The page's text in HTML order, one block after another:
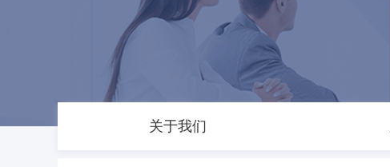
关于我们